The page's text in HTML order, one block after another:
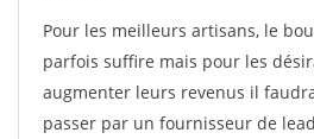
Pour les meilleurs artisans, le
parfois suffire mais pour les
augmenter leurs revenus il
passer par un fournisseur de